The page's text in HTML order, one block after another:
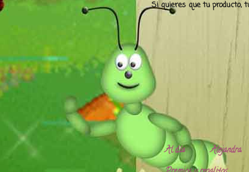
Si quieres que tu producto,
Al día Alejandra.